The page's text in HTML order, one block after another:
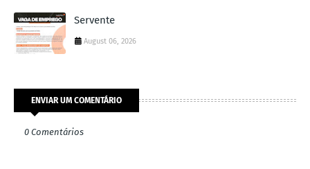
Servente
August 06, 2026
ENVIAR UM COMENTÁRIO
0 Comentários